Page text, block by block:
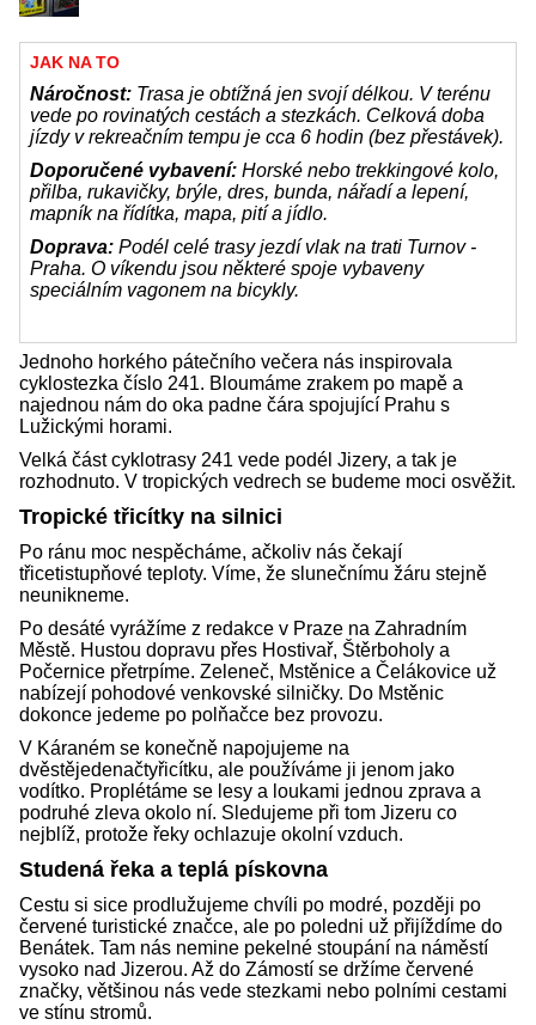
JAK NA TO
Náročnost: Trasa je obtížná jen svojí délkou. V terénu
vede po rovinatých cestách a stezkách. Celková doba
jízdy v rekreačním tempu je cca 6 hodin (bez přestávek).
Doporučené vybavení: Horské nebo trekkingové kolo,
přilba, rukavičky, brýle, dres, bunda, nářadí a lepení,
mapník na řídítka, mapa, pití a jídlo.
Doprava: Podél celé trasy jezdí vlak na trati Turnov -
Praha. O víkendu jsou některé spoje vybaveny
speciálním vagonem na bicykly.
Jednoho horkého pátečního večera nás inspirovala
cyklostezka číslo 241. Bloumáme zrakem po mapě a
najednou nám do oka padne čára spojující Prahu s
Lužickými horami.
Velká část cyklotrasy 241 vede podél Jizery, a tak je
rozhodnuto. V tropických vedrech se budeme moci osvěžit.
Tropické třicítky na silnici
Po ránu moc nespěcháme, ačkoliv nás čekají
třicetistupňové teploty. Víme, že slunečnímu žáru stejně
neunikneme.
Po desáté vyrážíme z redakce v Praze na Zahradním
Městě. Hustou dopravu přes Hostivař, Štěrboholy a
Počernice přetrpíme. Zeleneč, Mstěnice a Čelákovice už
nabízejí pohodové venkovské silničky. Do Mstěnic
dokonce jedeme po polňačce bez provozu.
V Káraném se konečně napojujeme na
dvěstějedenačtyřicítku, ale používáme ji jenom jako
vodítko. Proplétáme se lesy a loukami jednou zprava a
podruhé zleva okolo ní. Sledujeme při tom Jizeru co
nejblíž, protože řeky ochlazuje okolní vzduch.
Studená řeka a teplá pískovna
Cestu si sice prodlužujeme chvíli po modré, později po
červené turistické značce, ale po poledni už přijíždíme do
Benátek. Tam nás nemine pekelné stoupání na náměstí
vysoko nad Jizerou. Až do Zámostí se držíme červené
značky, většinou nás vede stezkami nebo polními cestami
ve stínu stromů.